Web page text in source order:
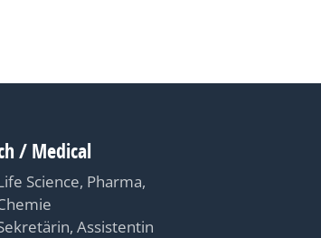
/ Medical
Science, Pharma,
Assistentin